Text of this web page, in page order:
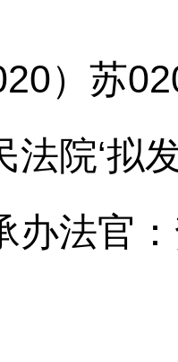
）苏
法院‘拟
办法官